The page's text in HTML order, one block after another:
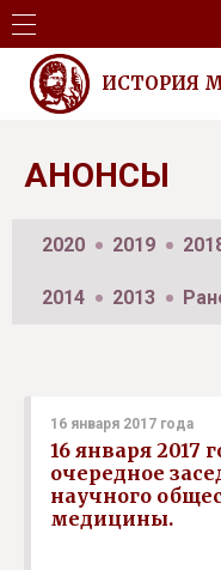
ИСТОРИЯ
АНОНСЫ
2020 2019
2014 2013
16 января 2017 года
16 января 2017
очередное
научного
медицины.